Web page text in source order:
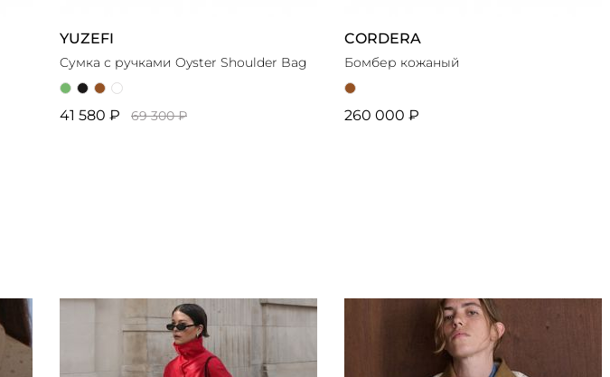
YUZEFI
Cумка с ручками Oyster Shoulder Bag
41 580 ₽ 69 300 ₽
CORDERA
Бомбер кожаный
260 000 ₽